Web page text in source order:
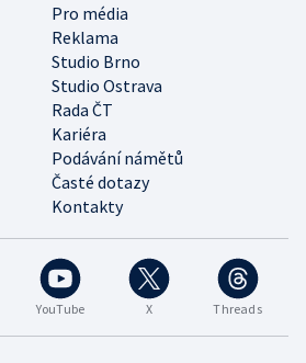
YouTube X Threads
Pro média
Reklama
Studio Brno
Studio Ostrava
Rada ČT
Kariéra
Podávání námětů
Časté dotazy
Kontakty